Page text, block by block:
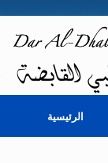
الرئيسية